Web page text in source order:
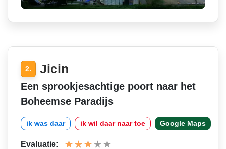
2. Jicin
Een sprookjesachtige poort naar het
Boheemse Paradijs
ik was daar ik wil daar naar toe Google Maps
Evaluatie: